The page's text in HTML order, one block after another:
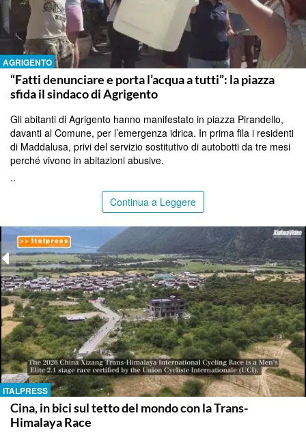
AGRIGENTO
“Fatti denunciare e porta l’acqua a tutti”: la piazza
sfida il sindaco di Agrigento
Gli abitanti di Agrigento hanno manifestato in piazza Pirandello,
davanti al Comune, per l’emergenza idrica. In prima fila i residenti
di Maddalusa, privi del servizio sostitutivo di autobotti da tre mesi
perché vivono in abitazioni abusive.
..
Continua a Leggere
ITALPRESS
Cina, in bici sul tetto del mondo con la Trans-
Himalaya Race